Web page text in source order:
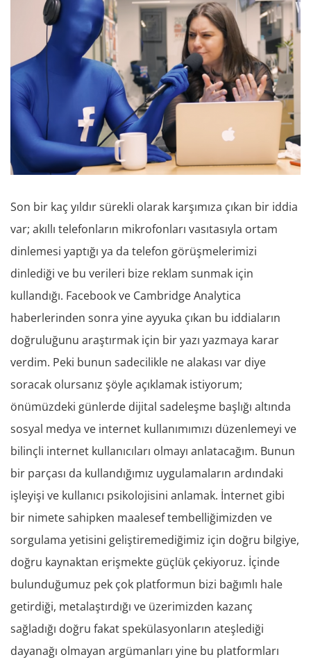
Son bir kaç yıldır sürekli olarak karşımıza çıkan bir iddia
var; akıllı telefonların mikrofonları vasıtasıyla ortam
dinlemesi yaptığı ya da telefon görüşmelerimizi
dinlediği ve bu verileri bize reklam sunmak için
kullandığı. Facebook ve Cambridge Analytica
haberlerinden sonra yine ayyuka çıkan bu iddiaların
doğruluğunu araştırmak için bir yazı yazmaya karar
verdim. Peki bunun sadecilikle ne alakası var diye
soracak olursanız şöyle açıklamak istiyorum;
önümüzdeki günlerde dijital sadeleşme başlığı altında
sosyal medya ve internet kullanımımızı düzenlemeyi ve
bilinçli internet kullanıcıları olmayı anlatacağım. Bunun
bir parçası da kullandığımız uygulamaların ardındaki
işleyişi ve kullanıcı psikolojisini anlamak. İnternet gibi
bir nimete sahipken maalesef tembelliğimizden ve
sorgulama yetisini geliştiremediğimiz için doğru bilgiye,
doğru kaynaktan erişmekte güçlük çekiyoruz. İçinde
bulunduğumuz pek çok platformun bizi bağımlı hale
getirdiği, metalaştırdığı ve üzerimizden kazanç
sağladığı doğru fakat spekülasyonların ateşlediği
dayanağı olmayan argümanları yine bu platformları